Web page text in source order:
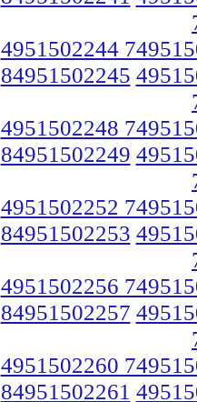
4951502244
84951502245
4951502248
84951502249
4951502252
84951502253
4951502256
84951502257
4951502260
84951502261